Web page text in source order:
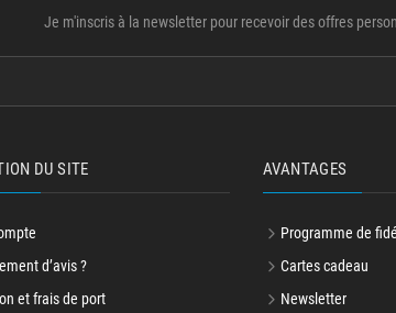
Je m'inscris à la newsletter pour recevoir des offres
DU SITE
d’avis ?
et frais de port
AVANTAGES
Programme de
Cartes cadeau
Newsletter